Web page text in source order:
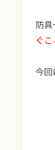
防
ぐこ
今回